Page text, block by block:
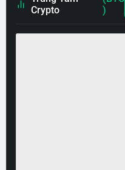
Crypto
)